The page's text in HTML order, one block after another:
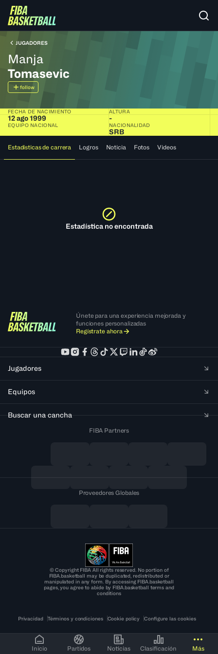
Inicio Partidos Noticias Clasificación Más
JUGADORES
Manja
Tomasevic
follow
FECHA DE NACIMIENTO
12 ago 1999
ALTURA
-
EQUIPO NACIONAL NACIONALIDAD
SRB
Estadísticas de carrera Logros Noticia Fotos Videos
Estadística no encontrada
Únete para una experiencia mejorada y
funciones personalizadas
Regístrate ahora
Jugadores
Equipos
Buscar una cancha
FIBA Partners
Proveedores Globales
© Copyright FIBA All rights reserved. No portion of
FIBA.basketball may be duplicated, redistributed or
manipulated in any form. By accessing FIBA.basketball
pages, you agree to abide by FIBA.basketball terms and
conditions
Privacidad Términos y condiciones Cookie policy Configure las cookies